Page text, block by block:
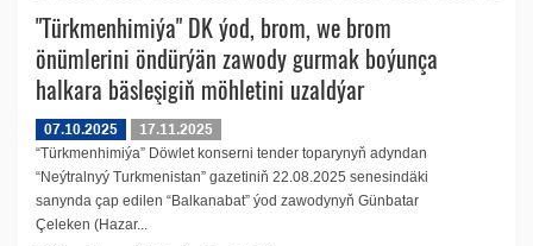
"Türkmenhimiýa" DK ýod, brom, we brom
önümlerini öndürýän zawody gurmak boýunça
halkara bäsleşigiň möhletini uzaldýar
07.10.2025
17.11.2025
“Türkmenhimiýa” Döwlet konserni tender toparynyň adyndan
“Neýtralnyý Turkmenistan” gazetiniň 22.08.2025 senesindäki
sanynda çap edilen “Balkanabat” ýod zawodynyň Günbatar
Çeleken (Hazar...